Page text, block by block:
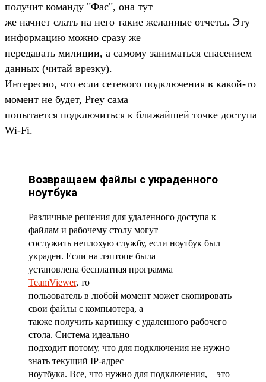
получит команду "Фас", она тут
же начнет слать на него такие желанные отчеты. Эту
информацию можно сразу же
передавать милиции, а самому заниматься спасением
данных (читай врезку).
Интересно, что если сетевого подключения в какой-то
момент не будет, Prey сама
попытается подключиться к ближайшей точке доступа
Wi-Fi.
Возвращаем файлы с украденного
ноутбука
Различные решения для удаленного доступа к
файлам и рабочему столу могут
сослужить неплохую службу, если ноутбук был
украден. Если на лэптопе была
установлена бесплатная программа
TeamViewer, то
пользователь в любой момент может скопировать
свои файлы с компьютера, а
также получить картинку с удаленного рабочего
стола. Система идеально
подходит потому, что для подключения не нужно
знать текущий IP-адрес
ноутбука. Все, что нужно для подключения, – это